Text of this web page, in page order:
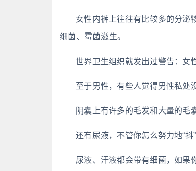
女性内裤上往往有比较多的分泌
细菌、霉菌滋生。
世界卫生组织就发出过警告：女
至于男性，有些人觉得男性私处
阴囊上有许多的毛发和大量的毛
还有尿液，不管你怎么努力地“抖
尿液、汗液都会带有细菌，如果